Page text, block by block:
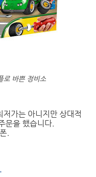
로 바쁜 정비소
가는 아니지만 상대적
문을 했습니다.
.